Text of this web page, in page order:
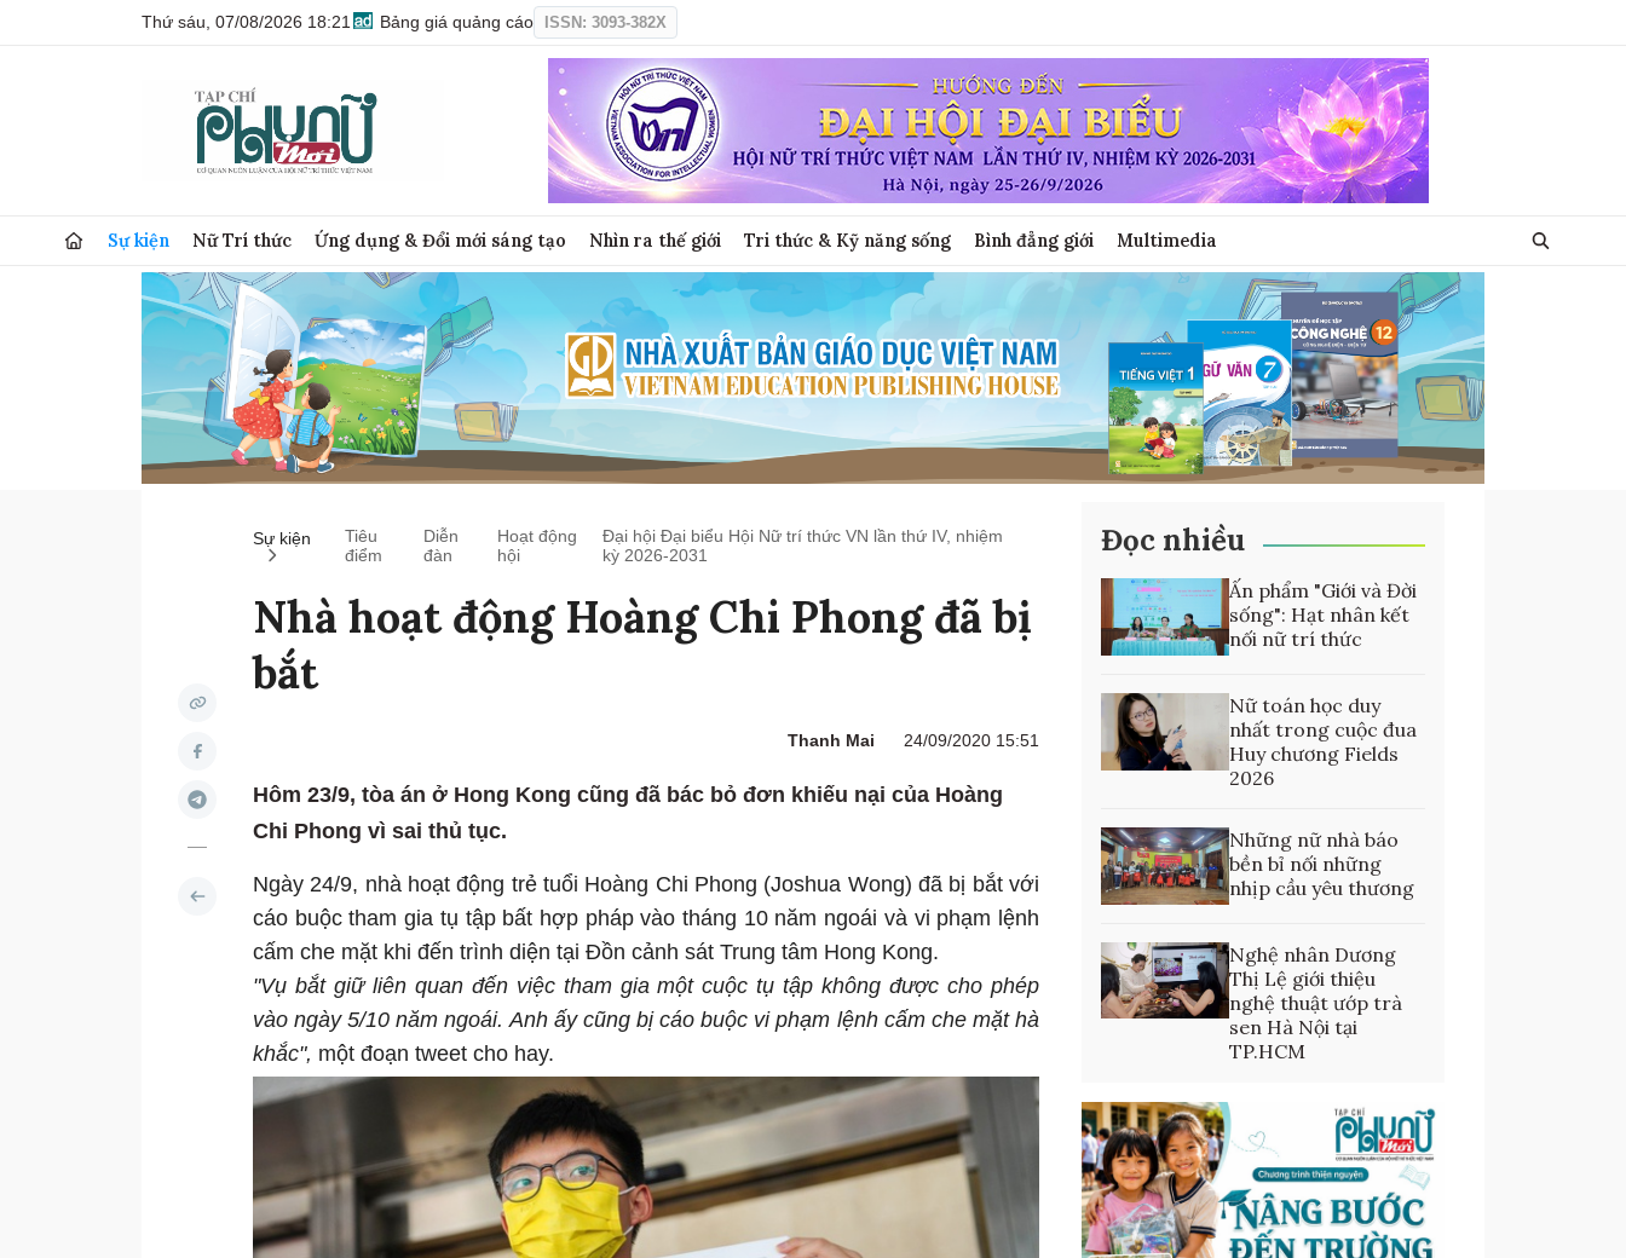
Thứ sáu, 07/08/2026 18:21 Bảng giá quảng cáo ISSN: 3093-382X
Sự kiện Nữ Trí thức Ứng dụng & Đổi mới sáng tạo Nhìn ra thế giới Tri thức & Kỹ năng sống Bình đẳng giới Multimedia
Sự kiện
Tiêu
điểm
Diễn
đàn
Hoạt động
hội
Đại hội Đại biểu Hội Nữ trí thức VN lần thứ IV, nhiệm
kỳ 2026-2031
Nhà hoạt động Hoàng Chi Phong đã bị
bắt
Thanh Mai 24/09/2020 15:51
Hôm 23/9, tòa án ở Hong Kong cũng đã bác bỏ đơn khiếu nại của Hoàng
Chi Phong vì sai thủ tục.
Ngày 24/9, nhà hoạt động trẻ tuổi Hoàng Chi Phong (Joshua Wong) đã bị bắt với
cáo buộc tham gia tụ tập bất hợp pháp vào tháng 10 năm ngoái và vi phạm lệnh
cấm che mặt khi đến trình diện tại Đồn cảnh sát Trung tâm Hong Kong.
"Vụ bắt giữ liên quan đến việc tham gia một cuộc tụ tập không được cho phép
vào ngày 5/10 năm ngoái. Anh ấy cũng bị cáo buộc vi phạm lệnh cấm che mặt hà
khắc", một đoạn tweet cho hay.
Đọc nhiều
Ấn phẩm "Giới và Đời
sống": Hạt nhân kết
nối nữ trí thức
Nữ toán học duy
nhất trong cuộc đua
Huy chương Fields
2026
Những nữ nhà báo
bền bỉ nối những
nhịp cầu yêu thương
Nghệ nhân Dương
Thị Lệ giới thiệu
nghệ thuật ướp trà
sen Hà Nội tại
TP.HCM